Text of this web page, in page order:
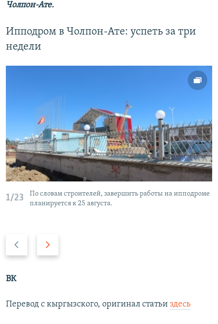
Чолпон-Ате.
Ипподром в Чолпон-Ате: успеть за три
недели
1/23
По словам строителей, завершить работы на ипподроме
планируется к 25 августа.
v
o
l
ВК
Перевод с кыргызского, оригинал статьи здесь